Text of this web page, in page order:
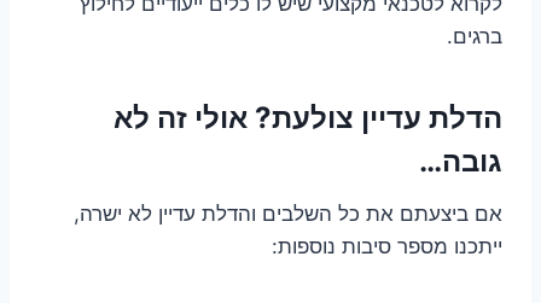
ברגים.
הדלת עדיין צולעת? אולי זה לא
גובה…
אם ביצעתם את כל השלבים והדלת עדיין לא ישרה,
ייתכנו מספר סיבות נוספות: